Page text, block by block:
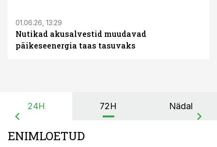
01.06.26, 13:29
Nutikad akusalvestid muudavad
päikeseenergia taas tasuvaks
24H 72H Nädal
ENIMLOETUD